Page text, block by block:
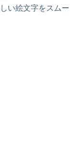
い絵文字をスムー